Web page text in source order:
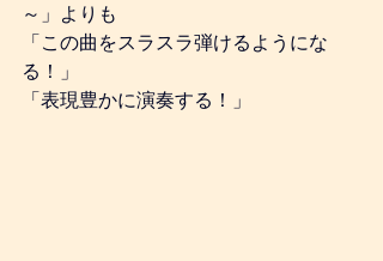
～」よりも
「この曲をスラスラ弾けるようにな
る！」
「表現豊かに演奏する！」